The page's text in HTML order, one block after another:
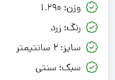
وزن: 1.290
رنگ: زرد
سایز:2 سانتیمتر
سبک: سنتی